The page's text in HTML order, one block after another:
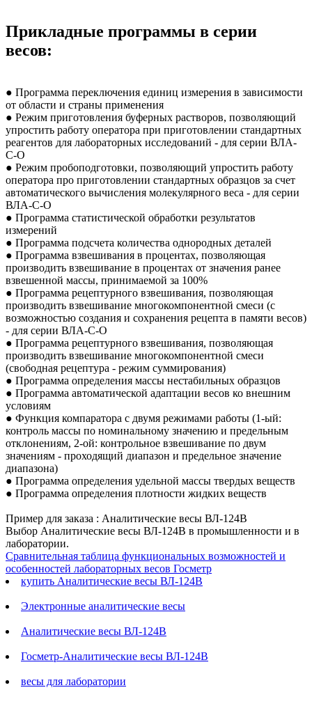
Прикладные программы в серии
весов:
● Программа переключения единиц измерения в зависимости
от области и страны применения
● Режим приготовления буферных растворов, позволяющий
упростить работу оператора при приготовлении стандартных
реагентов для лабораторных исследований - для серии ВЛА-
С-О
● Режим пробоподготовки, позволяющий упростить работу
оператора про приготовлении стандартных образцов за счет
автоматического вычисления молекулярного веса - для серии
ВЛА-С-О
● Программа статистической обработки результатов
измерений
● Программа подсчета количества однородных деталей
● Программа взвешивания в процентах, позволяющая
производить взвешивание в процентах от значения ранее
взвешенной массы, принимаемой за 100%
● Программа рецептурного взвешивания, позволяющая
производить взвешивание многокомпонентной смеси (с
возможностью создания и сохранения рецепта в памяти весов)
- для серии ВЛА-С-О
● Программа рецептурного взвешивания, позволяющая
производить взвешивание многокомпонентной смеси
(свободная рецептура - режим суммирования)
● Программа определения массы нестабильных образцов
● Программа автоматической адаптации весов ко внешним
условиям
● Функция компаратора с двумя режимами работы (1-ый:
контроль массы по номинальному значению и предельным
отклонениям, 2-ой: контрольное взвешивание по двум
значениям - проходящий диапазон и предельное значение
диапазона)
● Программа определения удельной массы твердых веществ
● Программа определения плотности жидких веществ
Пример для заказа : Аналитические весы ВЛ-124В
Выбор Аналитические весы ВЛ-124В в промышленности и в
лаборатории.
Сравнительная таблица функциональных возможностей и
особенностей лабораторных весов Госметр
купить Аналитические весы ВЛ-124В
Электронные аналитические весы
Аналитические весы ВЛ-124В
Госметр-Аналитические весы ВЛ-124В
весы для лаборатории